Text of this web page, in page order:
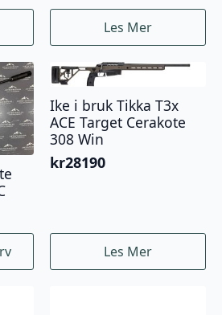
Les Mer
Ike i bruk Tikka T3x
ACE Target Cerakote
308 Win
kr28190
Les Mer